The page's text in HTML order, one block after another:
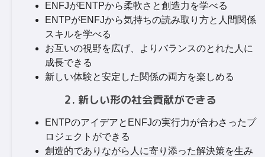
ENFJがENTPから柔軟さと創造力を学べる
ENTPがENFJから気持ちの読み取り方と人間関係
スキルを学べる
お互いの視野を広げ、よりバランスのとれた人に
成長できる
新しい体験と安定した関係の両方を楽しめる
2. 新しい形の社会貢献ができる
ENTPのアイデアとENFJの実行力が合わさったプ
ロジェクトができる
創造的でありながら人に寄り添った解決策を生み